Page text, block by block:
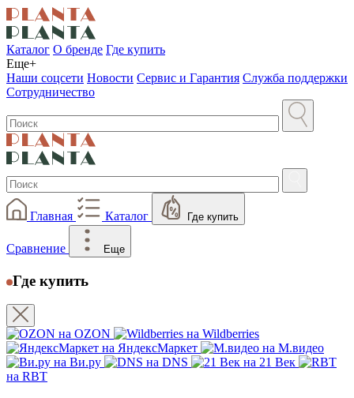
Каталог О бренде Где купить
Еще+
Наши соцсети Новости Сервис и Гарантия Служба поддержки
Сотрудничество
Главная Каталог Где купить
Сравнение Еще
Где купить
на OZON
на Wildberries
на ЯндексМаркет
на М.видео
на Ви.ру
на DNS
на 21 Век
на RBT